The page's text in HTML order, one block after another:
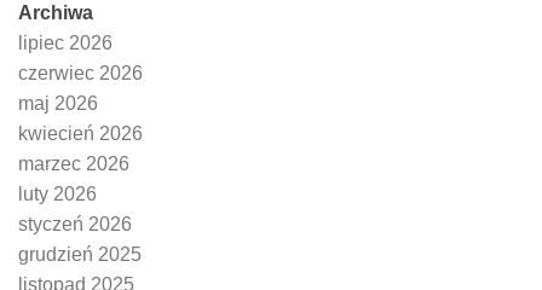
Archiwa
lipiec 2026
czerwiec 2026
maj 2026
kwiecień 2026
marzec 2026
luty 2026
styczeń 2026
grudzień 2025
listopad 2025